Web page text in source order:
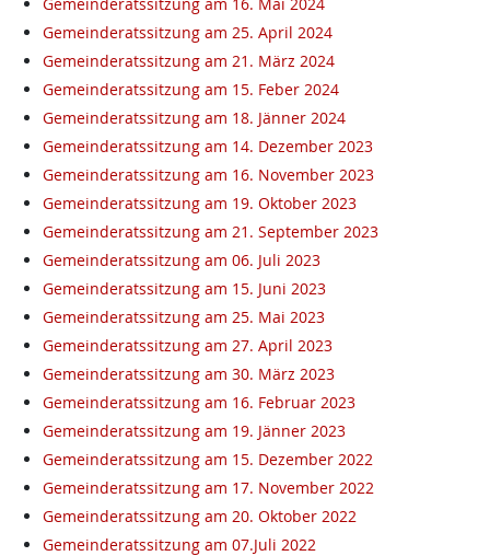
Gemeinderatssitzung am 25. April 2024
Gemeinderatssitzung am 21. März 2024
Gemeinderatssitzung am 15. Feber 2024
Gemeinderatssitzung am 18. Jänner 2024
Gemeinderatssitzung am 14. Dezember 2023
Gemeinderatssitzung am 16. November 2023
Gemeinderatssitzung am 19. Oktober 2023
Gemeinderatssitzung am 21. September 2023
Gemeinderatssitzung am 06. Juli 2023
Gemeinderatssitzung am 15. Juni 2023
Gemeinderatssitzung am 25. Mai 2023
Gemeinderatssitzung am 27. April 2023
Gemeinderatssitzung am 30. März 2023
Gemeinderatssitzung am 16. Februar 2023
Gemeinderatssitzung am 19. Jänner 2023
Gemeinderatssitzung am 15. Dezember 2022
Gemeinderatssitzung am 17. November 2022
Gemeinderatssitzung am 20. Oktober 2022
Gemeinderatssitzung am 07.Juli 2022